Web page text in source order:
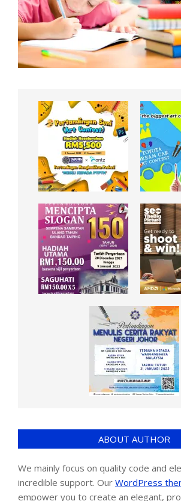
ABOUT AUTHOR
We mainly focus on quality code and
incredible support. Our WordPress
empower you to create an elegant,